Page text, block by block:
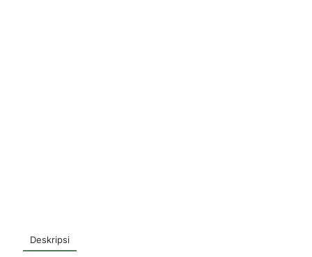
Deskripsi